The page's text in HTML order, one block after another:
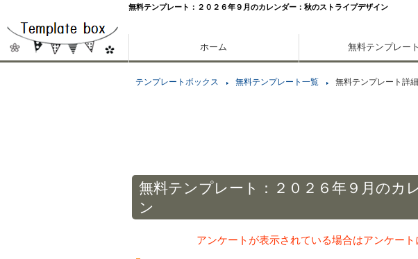
無料テンプレート：２０２６年９月のカレンダー：秋のストライプデザイン
ホーム 無料テンプレート
テンプレートボックス 無料テンプレート一覧 無料テンプレート詳細
無料テンプレート：２０２６年９月のカ
ン
アンケートが表示されている場合はアンケート